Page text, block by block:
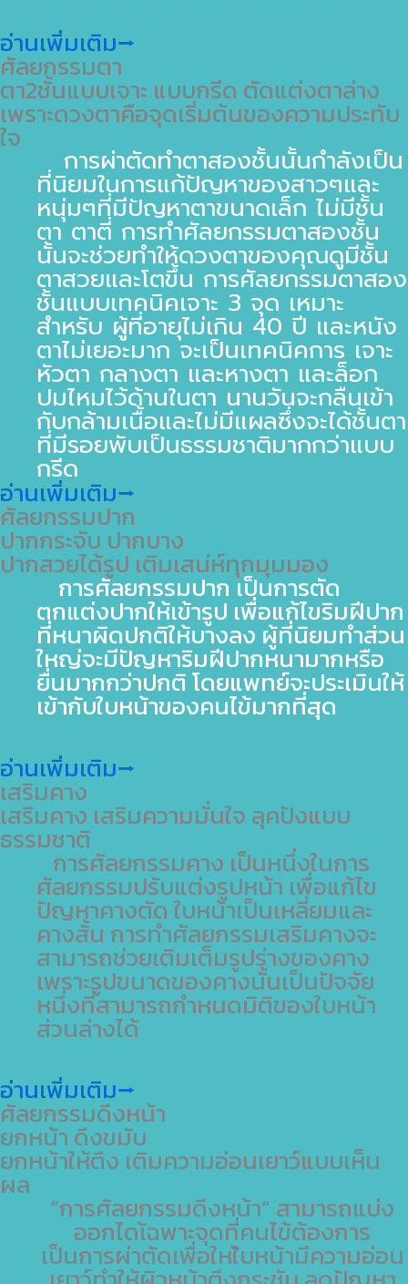
อ่านเพิ่มเติม⭢
ศัลยกรรมตา
ตา2ชั้นแบบเจาะ แบบกรีด ตัดแต่งตาล่าง
เพราะดวงตาคือจุดเริ่มต้นของความประทับ
ใจ
การผ่าตัดทำตาสองชั้นนั้นกำลังเป็น
ที่นิยมในการแก้ปัญหาของสาวๆและ
หนุ่มๆที่มีปัญหาตาขนาดเล็ก ไม่มีชั้น
ตา ตาตี่ การทำศัลยกรรมตาสองชั้น
นั้นจะช่วยทำให้ดวงตาของคุณดูมีชั้น
ตาสวยและโตขึ้น การศัลยกรรมตาสอง
ชั้นแบบเทคนิคเจาะ 3 จุด เหมาะ
สำหรับ ผู้ที่อายุไม่เกิน 40 ปี และหนัง
ตาไม่เยอะมาก จะเป็นเทคนิคการ เจาะ
หัวตา กลางตา และหางตา และล็อก
ปมไหมไว้ด้านในตา นานวันจะกลืนเข้า
กับกล้ามเนื้อและไม่มีแผลซึ่งจะได้ชั้นตา
ที่มีรอยพับเป็นธรรมชาติมากกว่าแบบ
กรีด
อ่านเพิ่มเติม⭢
ศัลยกรรมปาก
ปากกระจับ ปากบาง
ปากสวยได้รูป เติมเสน่ห์ทุกมุมมอง
การศัลยกรรมปาก เป็นการตัด
ตกแต่งปากให้เข้ารูป เพื่อแก้ไขริมฝีปาก
ที่หนาผิดปกติให้บางลง ผู้ที่นิยมทำส่วน
ใหญ่จะมีปัญหาริมฝีปากหนามากหรือ
ยื่นมากกว่าปกติ โดยแพทย์จะประเมินให้
เข้ากับใบหน้าของคนไข้มากที่สุด
อ่านเพิ่มเติม⭢
เสริมคาง
เสริมคาง เสริมความมั่นใจ ลุคปังแบบ
ธรรมชาติ
การศัลยกรรมคาง เป็นหนึ่งในการ
ศัลยกรรมปรับแต่งรูปหน้า เพื่อแก้ไข
ปัญหาคางตัด ใบหน้าเป็นเหลี่ยมและ
คางสั้น การทำศัลยกรรมเสริมคางจะ
สามารถช่วยเติมเต็มรูปร่างของคาง
เพราะรูปขนาดของคางนั้นเป็นปัจจัย
หนึ่งที่สามารถกำหนดมิติของใบหน้า
ส่วนล่างได้
อ่านเพิ่มเติม⭢
ศัลยกรรมดึงหน้า
ยกหน้า ดึงขมับ
ยกหน้าให้ตึง เติมความอ่อนเยาว์แบบเห็น
ผล
“การศัลยกรรมดึงหน้า” สามารถแบ่ง
ออกไดเ้ฉพาะจุดที่คนไข้ต้องการ
เป็นการผ่าตัดเพื่อใหใ้บหน้ามีความอ่อน